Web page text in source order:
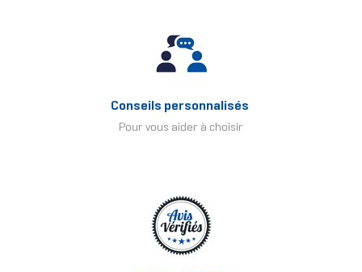
Conseils personnalisés
Pour vous aider à choisir